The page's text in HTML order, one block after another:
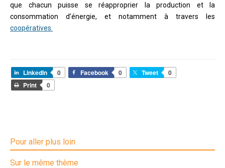
que chacun puisse se réapproprier la production et la
consommation d’énergie, et notamment à travers les
coopératives.
LinkedIn 0 Facebook 0 Tweet
0
Print
0
Pour aller plus loin
Sur le même thème